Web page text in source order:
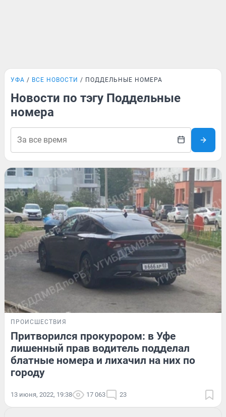
УФА ВСЕ НОВОСТИ ПОДДЕЛЬНЫЕ НОМЕРА
Новости по тэгу Поддельные
номера
ПРОИСШЕСТВИЯ
Притворился прокурором: в Уфе
лишенный прав водитель подделал
блатные номера и лихачил на них по
городу
13 июня, 2022, 19:38 17 063 23